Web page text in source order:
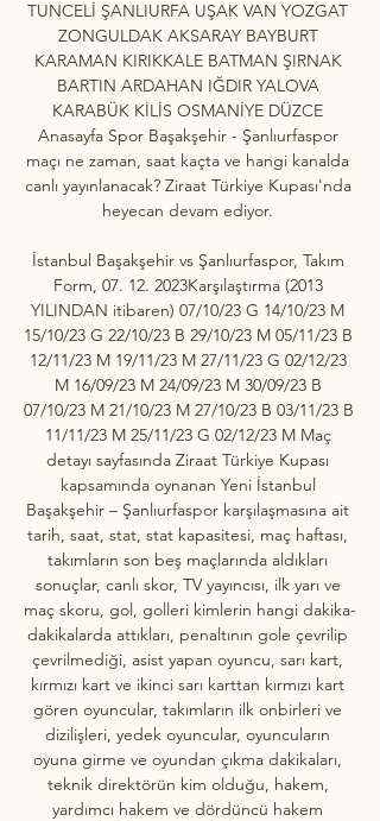
TUNCELİ ŞANLIURFA UŞAK VAN YOZGAT
ZONGULDAK AKSARAY BAYBURT
KARAMAN KIRIKKALE BATMAN ŞIRNAK
BARTIN ARDAHAN IĞDIR YALOVA
KARABÜK KİLİS OSMANİYE DÜZCE
Anasayfa Spor Başakşehir - Şanlıurfaspor
maçı ne zaman, saat kaçta ve hangi kanalda
canlı yayınlanacak? Ziraat Türkiye Kupası'nda
heyecan devam ediyor.
İstanbul Başakşehir vs Şanlıurfaspor, Takım
Form, 07. 12. 2023Karşılaştırma (2013
YILINDAN itibaren) 07/10/23 G 14/10/23 M
15/10/23 G 22/10/23 B 29/10/23 M 05/11/23 B
12/11/23 M 19/11/23 M 27/11/23 G 02/12/23
M 16/09/23 M 24/09/23 M 30/09/23 B
07/10/23 M 21/10/23 M 27/10/23 B 03/11/23 B
11/11/23 M 25/11/23 G 02/12/23 M Maç
detayı sayfasında Ziraat Türkiye Kupası
kapsamında oynanan Yeni İstanbul
Başakşehir – Şanlıurfaspor karşılaşmasına ait
tarih, saat, stat, stat kapasitesi, maç haftası,
takımların son beş maçlarında aldıkları
sonuçlar, canlı skor, TV yayıncısı, ilk yarı ve
maç skoru, gol, golleri kimlerin hangi dakika-
dakikalarda attıkları, penaltının gole çevrilip
çevrilmediği, asist yapan oyuncu, sarı kart,
kırmızı kart ve ikinci sarı karttan kırmızı kart
gören oyuncular, takımların ilk onbirleri ve
dizilişleri, yedek oyuncular, oyuncuların
oyuna girme ve oyundan çıkma dakikaları,
teknik direktörün kim olduğu, hakem,
yardımcı hakem ve dördüncü hakem